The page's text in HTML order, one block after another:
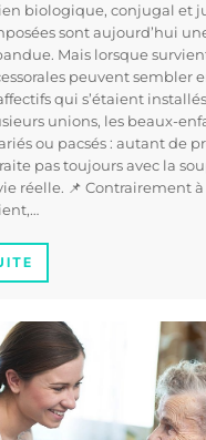
biologique, conjugal et
sont aujourd’hui
Mais lorsque
peuvent sembler
qui s’étaient
unions, les beaux-
ou pacsés : autant de
pas toujours avec la
réelle. 📌 Contrairement